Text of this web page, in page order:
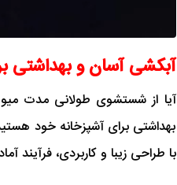
آبکشی آسان و بهداشتی
آیا از شستشوی طولانی مدت
بهداشتی برای آشپزخانه خود
با طراحی زیبا و کاربردی،